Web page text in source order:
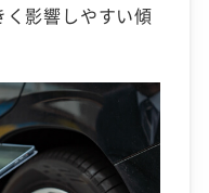
影響しやすい傾